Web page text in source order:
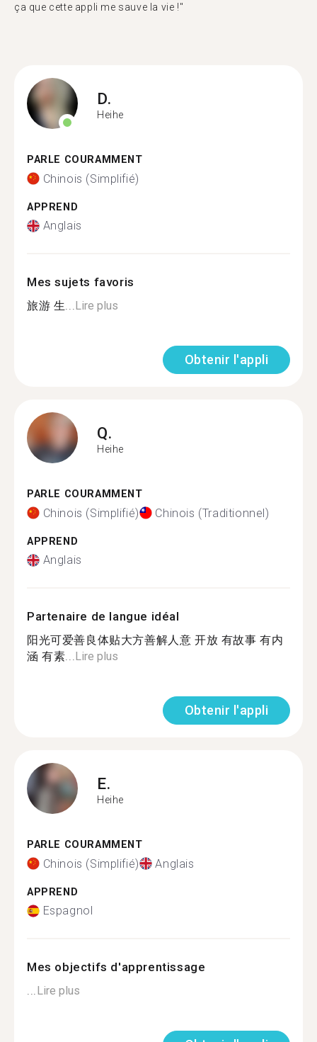
ça que cette appli me sauve la vie !"
D.
Heihe
PARLE COURAMMENT
Chinois (Simplifié)
APPREND
Anglais
Mes sujets favoris
旅游 生...Lire plus
Obtenir l'appli
Q.
Heihe
PARLE COURAMMENT
Chinois (Simplifié) Chinois (Traditionnel)
APPREND
Anglais
Partenaire de langue idéal
阳光可爱善良体贴大方善解人意 开放 有故事 有内
涵 有素...Lire plus
Obtenir l'appli
E.
Heihe
PARLE COURAMMENT
Chinois (Simplifié) Anglais
APPREND
Espagnol
Mes objectifs d'apprentissage
...Lire plus